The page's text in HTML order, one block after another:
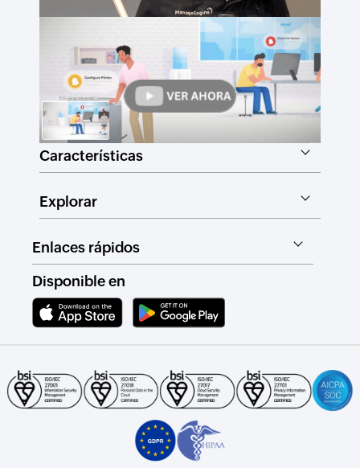
Características
Explorar
Enlaces rápidos
Disponible en